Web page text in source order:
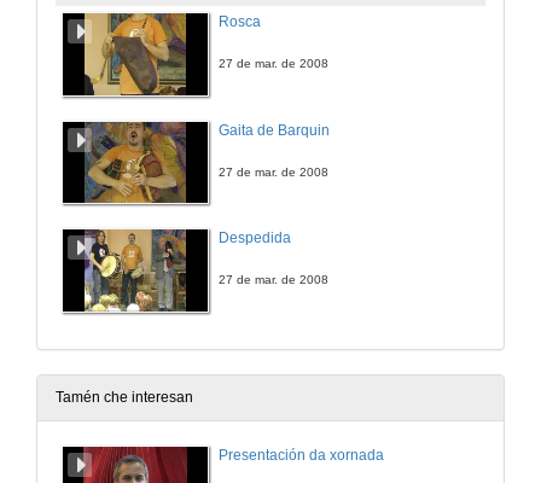
Rosca
27 de mar. de 2008
Gaita de Barquin
27 de mar. de 2008
Despedida
27 de mar. de 2008
Tamén che interesan
Presentación da xornada